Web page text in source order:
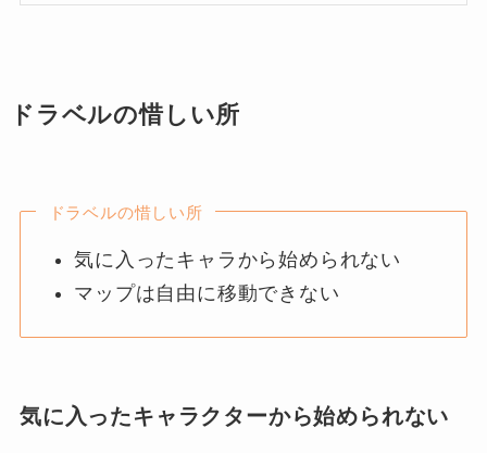
ドラベルの惜しい所
ドラベルの惜しい所
気に入ったキャラから始められない
マップは自由に移動できない
気に入ったキャラクターから始められない